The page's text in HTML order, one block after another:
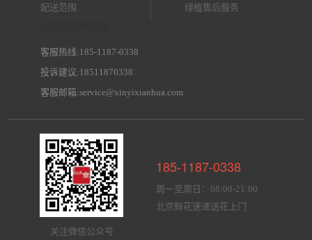
配送范围
绿植售后服务
客服热线:185-1187-0338
投诉建议:18511870338
客服邮箱:service@xinyixianhua.com
关注微信公众号
185-1187-0338
周一至周日：08:00-21:00
北京鲜花速递送花上门